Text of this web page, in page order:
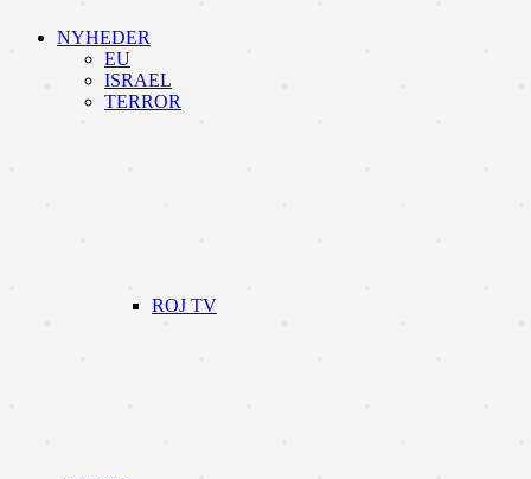
NYHEDER
EU
ISRAEL
TERROR
ROJ TV